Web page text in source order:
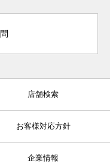
店舗検索
お客様対応方針
企業情報